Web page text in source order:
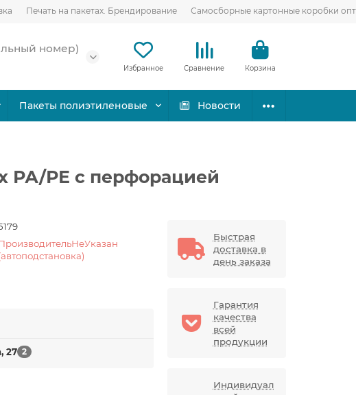
Печать на пакетах. Брендирование Самосборные картонные коробки
номер)
Избранное Сравнение Корзина
Пакеты полиэтиленовые Новости
РА/РЕ с перфорацией
27 2
Быстрая
доставка в
день заказа
Гарантия
качества
всей
продукции
Индивидуал